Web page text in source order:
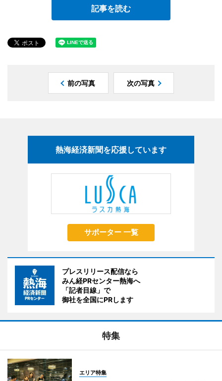
記事を読む
前の写真 次の写真
熱海経済新聞を応援しています
サポーター 一覧
プレスリリース配信なら
みん経PRセンター熱海へ
「記者目線」で
御社を全国にPRします
特集
エリア特集